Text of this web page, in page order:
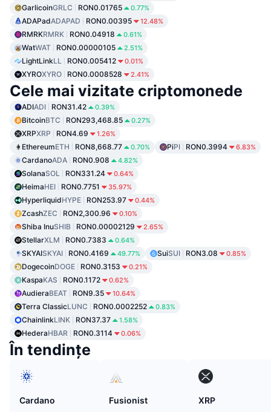
GarlicoinGRLC RON0.01765 0.77%
ADAPadADAPAD RON0.00395 12.48%
RMRKRMRK RON0.04918 0.61%
WatWAT RON0.00000105 2.51%
LightLinkLL RON0.005412 0.01%
XYROXYRO RON0.0008528 2.41%
Cele mai vizitate criptomonede
ADIADI RON31.42 0.39%
BitcoinBTC RON293,468.85 0.27%
XRPXRP RON4.69 1.26%
EthereumETH RON8,668.77 0.70% PiPI RON0.3994 6.83%
CardanoADA RON0.908 4.82%
SolanaSOL RON331.24 0.64%
HeimaHEI RON0.7751 35.97%
HyperliquidHYPE RON253.97 0.44%
ZcashZEC RON2,300.96 0.10%
Shiba InuSHIB RON0.00002129 2.65%
StellarXLM RON0.7383 0.64%
SKYAISKYAI RON0.4169 49.77% SuiSUI RON3.08 0.85%
DogecoinDOGE RON0.3153 0.21%
KaspaKAS RON0.1172 0.62%
AudieraBEAT RON9.35 10.64%
Terra ClassicLUNC RON0.0002252 0.83%
ChainlinkLINK RON37.37 1.58%
HederaHBAR RON0.3114 0.06%
În tendințe
Cardano
Fusionist
XRP